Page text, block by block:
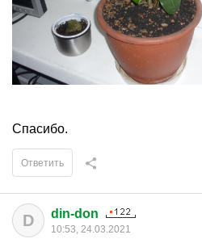
Спасибо.
Ответить
D din-don
10:53, 24.03.2021